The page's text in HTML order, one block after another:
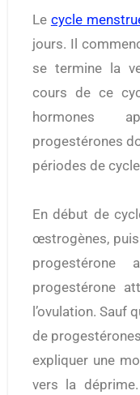
Le cycle
jours. Il
se termine la
cours de ce
hormones
progestérones
périodes de
En début de
œstrogènes,
progestérone
progestérone
l’ovulation. Sauf
de
expliquer une
vers la